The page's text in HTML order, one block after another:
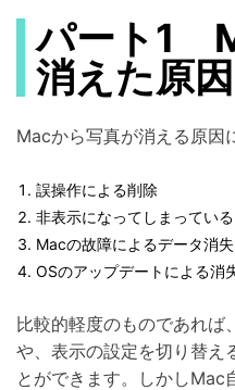
パート1
消えた原
Macから写真が消える原因
誤操作による削除
非表示になってしまっている
Macの故障によるデータ消失
OSのアップデートによる消
比較的軽度のものであれば
や、表示の設定を切り替え
とができます。しかしMac